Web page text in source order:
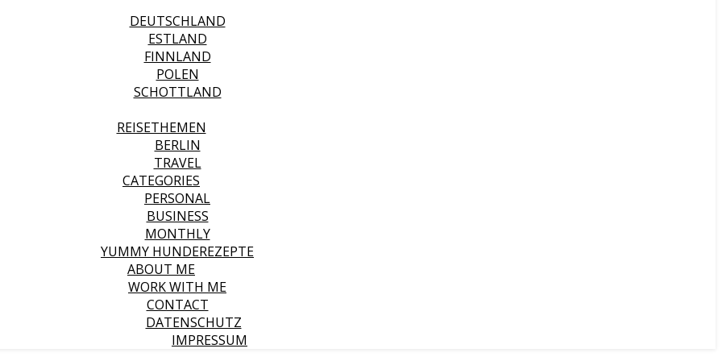
DEUTSCHLAND
ESTLAND
FINNLAND
POLEN
SCHOTTLAND
REISETHEMEN
BERLIN
TRAVEL
CATEGORIES
PERSONAL
BUSINESS
MONTHLY
YUMMY HUNDEREZEPTE
ABOUT ME
WORK WITH ME
CONTACT
DATENSCHUTZ
IMPRESSUM